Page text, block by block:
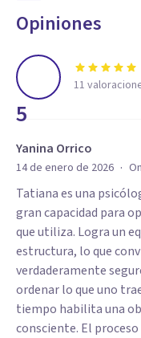
Opiniones
5
11
Yanina Orrico
14 de enero de 2026 ·
Tatiana es una
gran capacidad para
que utiliza. Logra un
estructura, lo que
verdaderamente
ordenar lo que uno
tiempo habilita una
consciente. El